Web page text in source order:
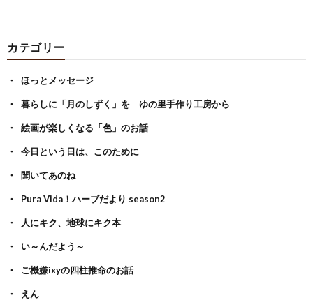
カテゴリー
ほっとメッセージ
暮らしに「月のしずく」を ゆの里手作り工房から
絵画が楽しくなる「色」のお話
今日という日は、このために
聞いてあのね
Pura Vida！ハーブだより season2
人にキク、地球にキク本
い～んだよう～
ご機嫌ixyの四柱推命のお話
えん